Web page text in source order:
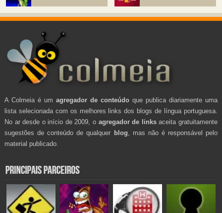
A Colmeia é um agregador de conteúdo que publica diariamente uma
lista selecionada com os melhores links dos blogs de língua portuguesa.
No ar desde o início de 2009, o agregador de linksaceita gratuitamente
sugestões de conteúdo de qualquer blog , mas não é responsável pelo
material publicado.